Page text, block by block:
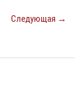
Следующая →